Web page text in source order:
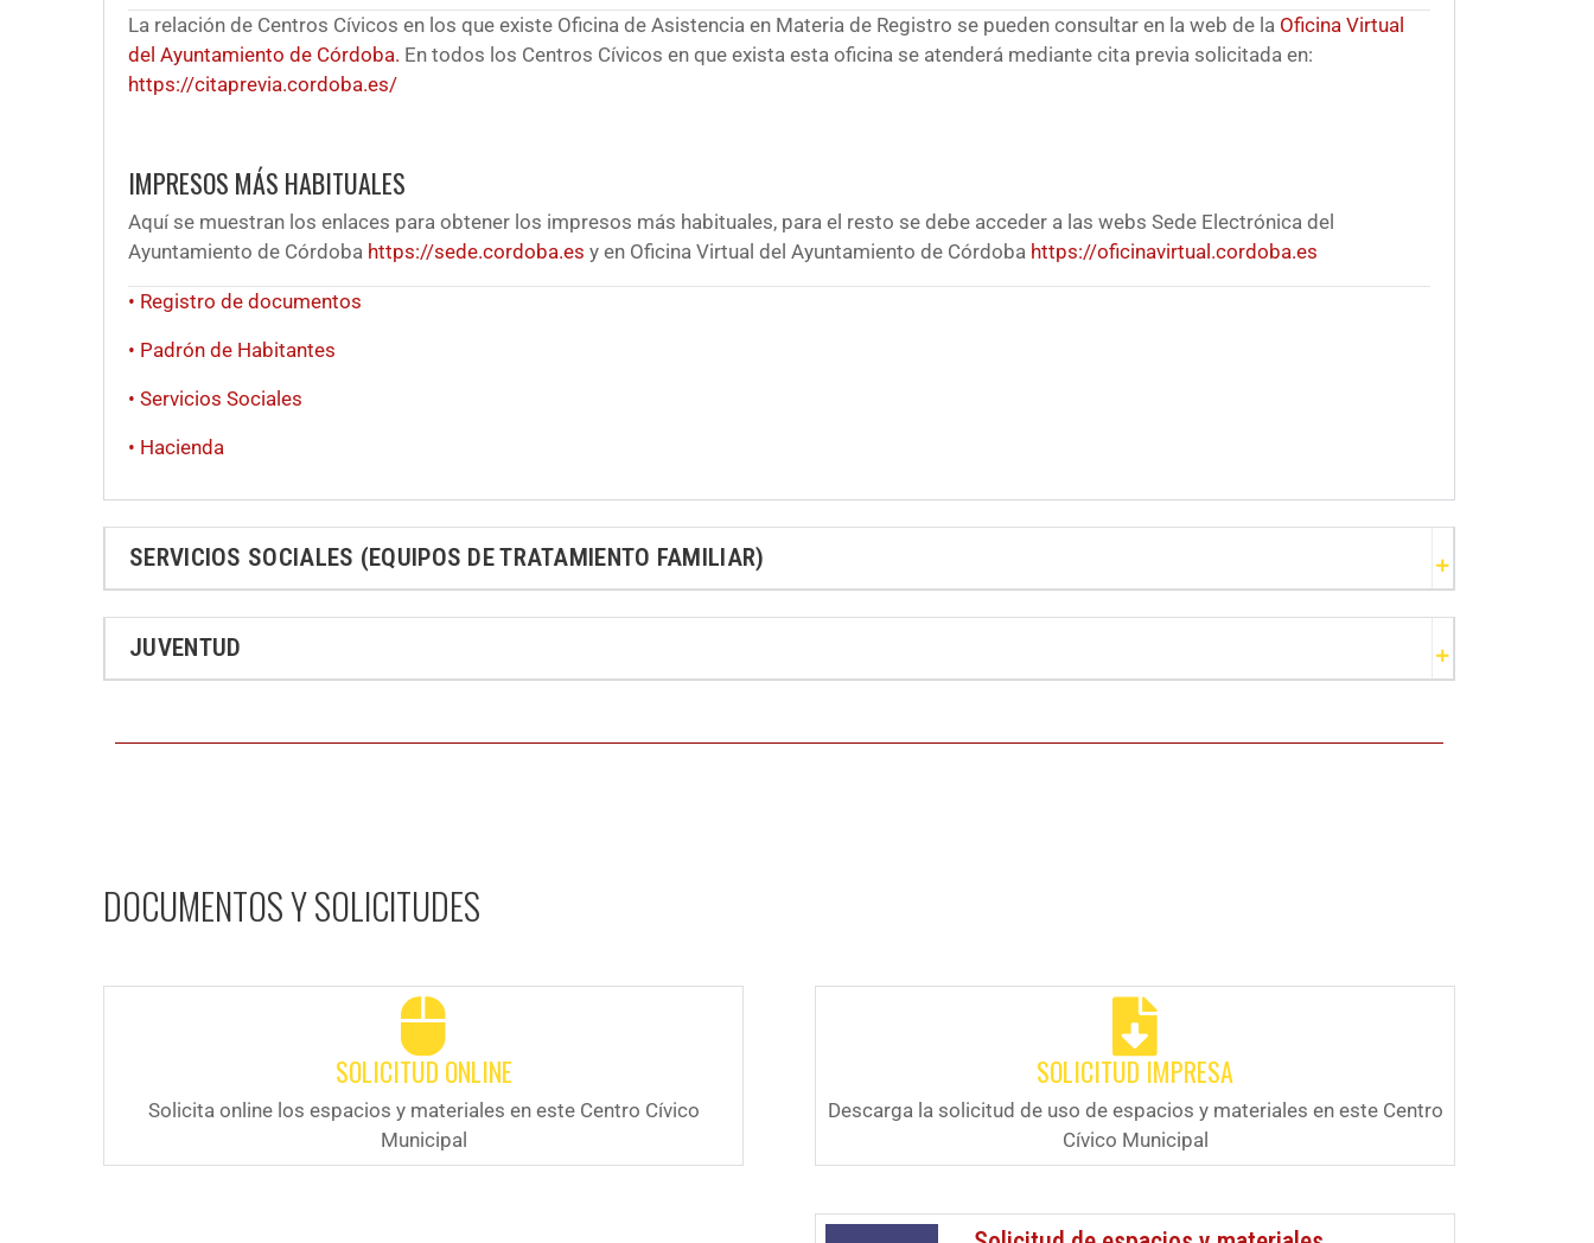
La relación de Centros Cívicos en los que existe Oficina de Asistencia en Materia de Registro se pueden consultar en la web de la Oficina Virtual
del Ayuntamiento de Córdoba. En todos los Centros Cívicos en que exista esta oficina se atenderá mediante cita previa solicitada en:
https://citaprevia.cordoba.es/
IMPRESOS MÁS HABITUALES
Aquí se muestran los enlaces para obtener los impresos más habituales, para el resto se debe acceder a las webs Sede Electrónica del
Ayuntamiento de Córdoba https://sede.cordoba.es y en Oficina Virtual del Ayuntamiento de Córdoba https://oficinavirtual.cordoba.es
• Registro de documentos
• Padrón de Habitantes
• Servicios Sociales
• Hacienda
SERVICIOS SOCIALES (EQUIPOS DE TRATAMIENTO FAMILIAR)
JUVENTUD
DOCUMENTOS Y SOLICITUDES
SOLICITUD ONLINE
Solicita online los espacios y materiales en este Centro Cívico
Municipal
SOLICITUD IMPRESA
Descarga la solicitud de uso de espacios y materiales en este Centro
Cívico Municipal